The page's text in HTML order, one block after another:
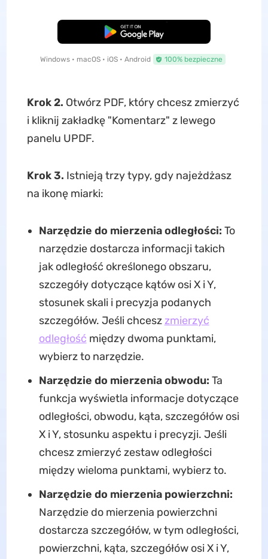
Pobierz za darmo
Windows • macOS • iOS • Android 100% bezpieczne
Krok 2. Otwórz PDF, który chcesz zmierzyć
i kliknij zakładkę "Komentarz" z lewego
panelu UPDF.
Krok 3. Istnieją trzy typy, gdy najeżdżasz
na ikonę miarki:
Narzędzie do mierzenia odległości: To
narzędzie dostarcza informacji takich
jak odległość określonego obszaru,
szczegóły dotyczące kątów osi X i Y,
stosunek skali i precyzja podanych
szczegółów. Jeśli chceszzmierzyć
odległość między dwoma punktami,
wybierz to narzędzie.
Narzędzie do mierzenia obwodu: Ta
funkcja wyświetla informacje dotyczące
odległości, obwodu, kąta, szczegółów osi
X i Y, stosunku aspektu i precyzji. Jeśli
chcesz zmierzyć zestaw odległości
między wieloma punktami, wybierz to.
Narzędzie do mierzenia powierzchni:
Narzędzie do mierzenia powierzchni
dostarcza szczegółów, w tym odległości,
powierzchni, kąta, szczegółów osi X i Y,